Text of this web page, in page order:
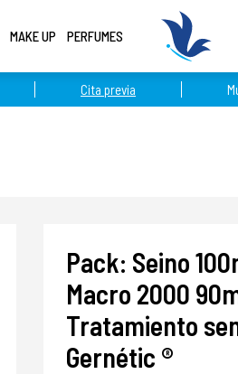
Cita previa
MAKE UP PERFUMES
Pack: Seino
Macro 2000
Tratamiento
Gernétic ®